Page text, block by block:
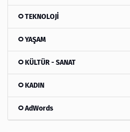
TEKNOLOJİ
YAŞAM
KÜLTÜR - SANAT
KADIN
AdWords